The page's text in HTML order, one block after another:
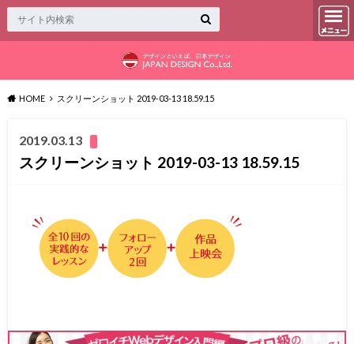
HOME スクリーンショット 2019-03-13 18.59.15
2019.03.13
スクリーンショット 2019-03-13 18.59.15